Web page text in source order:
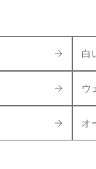
白
ウ
オ